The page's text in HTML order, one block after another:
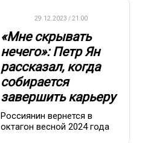
29.12.2023 / 21:00
«Мне скрывать
нечего»: Петр Ян
рассказал, когда
собирается
завершить карьеру
Россиянин вернется в
октагон весной 2024 года